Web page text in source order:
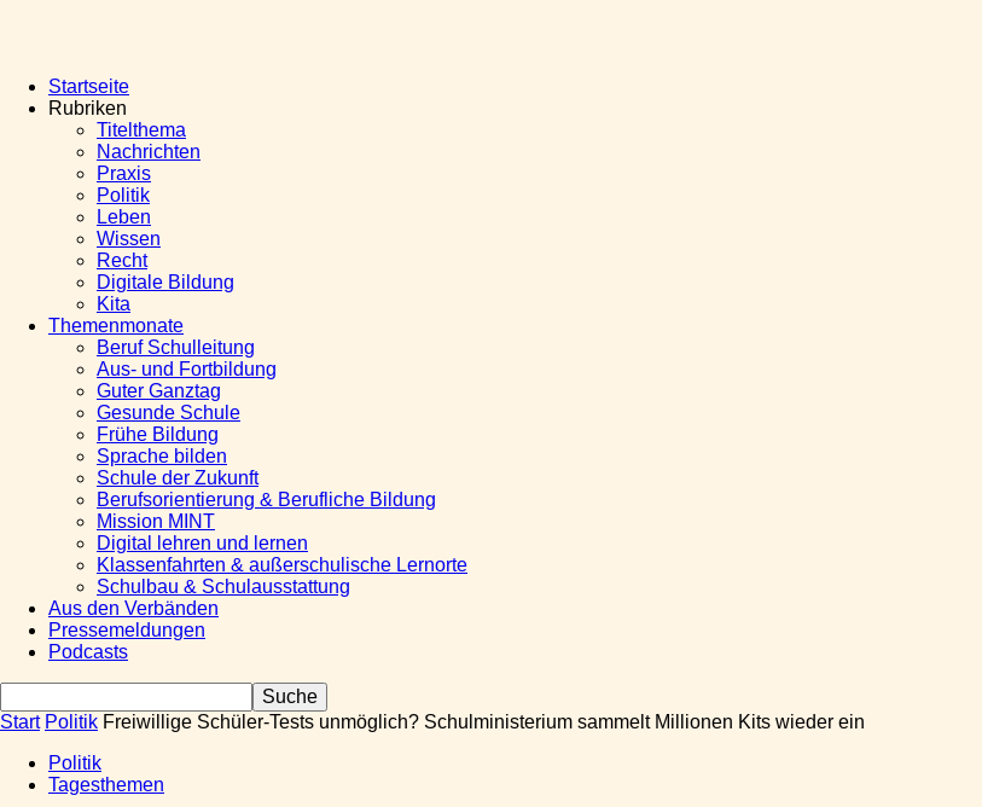
Startseite
Rubriken
Titelthema
Nachrichten
Praxis
Politik
Leben
Wissen
Recht
Digitale Bildung
Kita
Themenmonate
Beruf Schulleitung
Aus- und Fortbildung
Guter Ganztag
Gesunde Schule
Frühe Bildung
Sprache bilden
Schule der Zukunft
Berufsorientierung & Berufliche Bildung
Mission MINT
Digital lehren und lernen
Klassenfahrten & außerschulische Lernorte
Schulbau & Schulausstattung
Aus den Verbänden
Pressemeldungen
Podcasts
Start Politik Freiwillige Schüler-Tests unmöglich? Schulministerium sammelt Millionen Kits wieder ein
Politik
Tagesthemen